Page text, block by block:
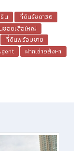
น
ที่ดินรัชดา36
ซอยเสือใหญ่
ที่ดินพร้อมขาย
ฝากเช่าอสังหา